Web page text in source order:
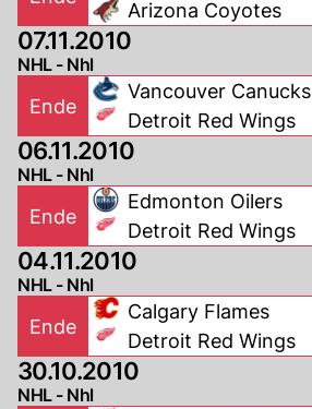
Arizona Coyotes
07.11.2010
NHL - Nhl
Ende
Vancouver Canucks
Detroit Red Wings
06.11.2010
NHL - Nhl
Ende
Edmonton Oilers
Detroit Red Wings
04.11.2010
NHL - Nhl
Ende
Calgary Flames
Detroit Red Wings
30.10.2010
NHL - Nhl